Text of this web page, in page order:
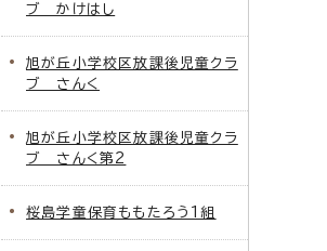
ブ かけはし
旭が丘小学校区放課後児童クラ
ブ さんく
旭が丘小学校区放課後児童クラ
ブ さんく第2
桜島学童保育ももたろう1組